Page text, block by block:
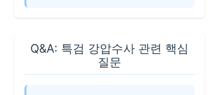
Q&A: 특검 강압수사 관련 핵심
질문